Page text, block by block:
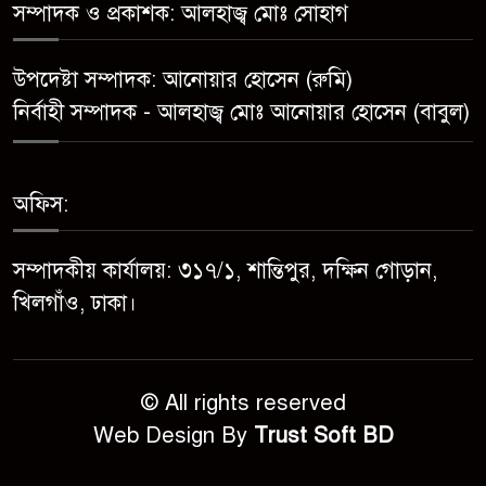
সোনাতলা পৌরসভার উপ-সহকারী
প্রকৌশলীর বিরুদ্ধে সাংবাদিকের
অভিযোগ,তদন্তের আশ্বাস প্রশাসকের
সাক্ষ্যগ্রহণ শুরু
উন্নয়ন কে প্রাধান্য দিয়ে বগুড়ার
সম্পাদক ও প্রকাশক: আলহাজ্ব মোঃ সোহাগ
উপদেষ্টা সম্পাদক: আনোয়ার হোসেন (রুমি)
নির্বাহী সম্পাদক - আলহাজ্ব মোঃ আনোয়ার হোসেন (বাবুল)
অফিস:
সম্পাদকীয় কার্যালয়: ৩১৭/১, শান্তিপুর, দক্ষিন গোড়ান,
খিলগাঁও, ঢাকা।
© All rights reserved
Web Design By Trust Soft BD